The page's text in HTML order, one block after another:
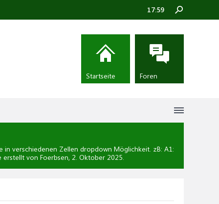
in verschiedenen Zellen dropdown Möglichkeit. zB: A1:
erstellt von Foerbsen, 2. Oktober 2025.
17:59
Startseite Foren